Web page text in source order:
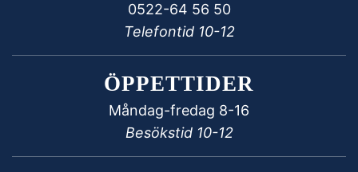
0522-64 56 50
Telefontid 10-12
ÖPPETTIDER
Måndag-fredag 8-16
Besökstid 10-12